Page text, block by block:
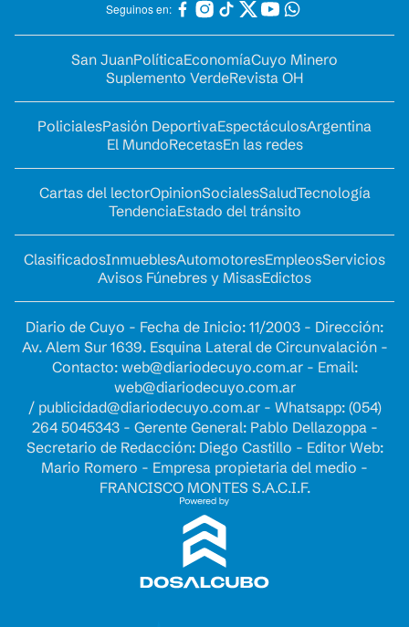
Seguinos en:
San JuanPolíticaEconomíaCuyo Minero
Suplemento VerdeRevista OH
PolicialesPasión DeportivaEspectáculosArgentina
El MundoRecetasEn las redes
Cartas del lectorOpinionSocialesSaludTecnología
TendenciaEstado del tránsito
ClasificadosInmueblesAutomotoresEmpleosServicios
Avisos Fúnebres y MisasEdictos
Diario de Cuyo - Fecha de Inicio: 11/2003 - Dirección:
Av. Alem Sur 1639. Esquina Lateral de Circunvalación -
Contacto: web@diariodecuyo.com.ar- Email:
web@diariodecuyo.com.ar
/ publicidad@diariodecuyo.com.ar- Whatsapp: (054)
264 5045343 - Gerente General: Pablo Dellazoppa -
Secretario de Redacción: Diego Castillo - Editor Web:
Mario Romero - Empresa propietaria del medio -
FRANCISCO MONTES S.A.C.I.F.